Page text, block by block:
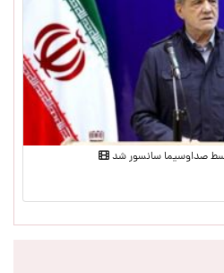
صداوسیما سانسور شد